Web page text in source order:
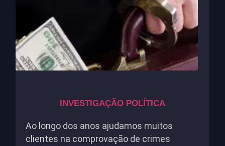
INVESTIGAÇÃO POLÍTICA
Ao longo dos anos ajudamos muitos
clientes na comprovação de crimes